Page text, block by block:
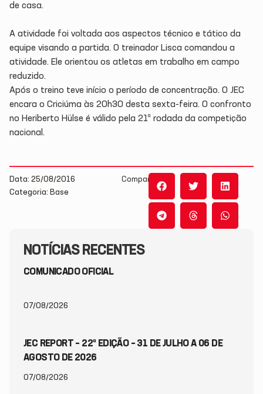
NOTÍCIAS RECENTES
COMUNICADO OFICIAL
07/08/2026
JEC REPORT – 22ª EDIÇÃO – 31 DE JULHO A 06 DE
AGOSTO DE 2026
07/08/2026
de casa.
A atividade foi voltada aos aspectos técnico e tático da
equipe visando a partida. O treinador Lisca comandou a
atividade. Ele orientou os atletas em trabalho em campo
reduzido.
Após o treino teve início o período de concentração. O JEC
encara o Criciúma às 20h30 desta sexta-feira. O confronto
no Heriberto Hülse é válido pela 21ª rodada da competição
nacional.
Data: 25/08/2016
Categoria: Base
Compartilhe: